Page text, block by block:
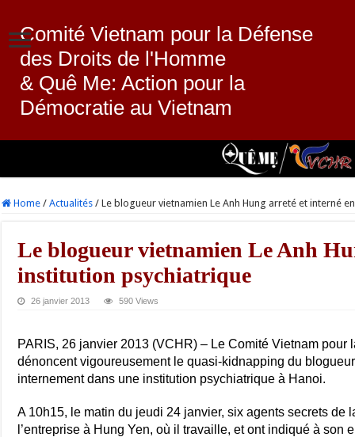
Comité Vietnam pour la Défense
des Droits de l'Homme
& Quê Me: Action pour la
Démocratie au Vietnam
Home / Actualités / Le blogueur vietnamien Le Anh Hung arreté et interné
Le blogueur vietnamien Le Anh
institution psychiatrique
26 janvier 2013 590 Views
PARIS, 26 janvier 2013 (VCHR) – Le Comité Vietnam pour
dénoncent vigoureusement le quasi-kidnapping du
internement dans une institution psychiatrique à Hanoi.
A 10h15, le matin du jeudi 24 janvier, six agents secrets de
l’entreprise à Hung Yen, où il travaille, et ont indiqué à son